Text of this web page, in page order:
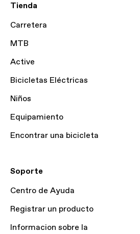
Tienda
Carretera
MTB
Active
Bicicletas Eléctricas
Niños
Equipamiento
Encontrar una bicicleta
Soporte
Centro de Ayuda
Registrar un producto
Informacion sobre la